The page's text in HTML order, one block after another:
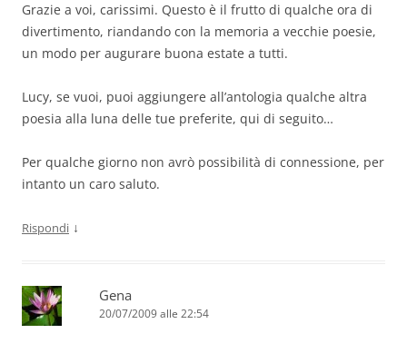
Grazie a voi, carissimi. Questo è il frutto di qualche ora di
divertimento, riandando con la memoria a vecchie poesie,
un modo per augurare buona estate a tutti.
Lucy, se vuoi, puoi aggiungere all’antologia qualche altra
poesia alla luna delle tue preferite, qui di seguito…
Per qualche giorno non avrò possibilità di connessione, per
intanto un caro saluto.
Rispondi ↓
Gena
20/07/2009 alle 22:54